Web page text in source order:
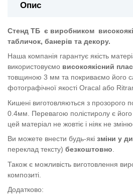
Опис
Стенд ТБ є виробником
табличок, банерів та декору.
Наша компанія гарантує якість
використовуємо високоякісний
товщиною 3 мм та покриваємо його
фотографічної якості Oracal або
Кишені виготовляються з прозорого
0.4мм. Перевагою полістиролу є його
цей матеріал не жовтіє і ніяк не
Ви можете внести будь-які зміни у
переклад тексту) безкоштовно.
Також є можливість виготовлення
композиті.
Додатково: